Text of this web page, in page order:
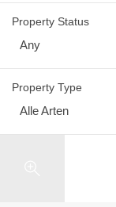
Property Status
Any
Property Type
Alle Arten